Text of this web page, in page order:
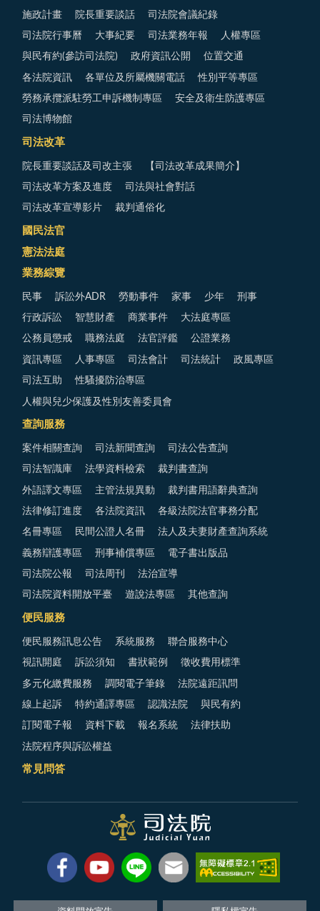
施政計畫 院長重要談話 司法院會議紀錄
司法院行事曆 大事紀要 司法業務年報 人權專區
與民有約(參訪司法院) 政府資訊公開 位置交通
各法院資訊 各單位及所屬機關電話 性別平等專區
勞務承攬派駐勞工申訴機制專區 安全及衛生防護專區
司法博物館
司法改革
院長重要談話及司改主張 【司法改革成果簡介】
司法改革方案及進度 司法與社會對話
司法改革宣導影片 裁判通俗化
國民法官
憲法法庭
業務綜覽
民事 訴訟外ADR 勞動事件 家事 少年 刑事
行政訴訟 智慧財產 商業事件 大法庭專區
公務員懲戒 職務法庭 法官評鑑 公證業務
資訊專區 人事專區 司法會計 司法統計 政風專區
司法互助 性騷擾防治專區
人權與兒少保護及性別友善委員會
查詢服務
案件相關查詢 司法新聞查詢 司法公告查詢
司法智識庫 法學資料檢索 裁判書查詢
外語譯文專區 主管法規異動 裁判書用語辭典查詢
法律修訂進度 各法院資訊 各級法院法官事務分配
名冊專區 民間公證人名冊 法人及夫妻財產查詢系統
義務辯護專區 刑事補償專區 電子書出版品
司法院公報 司法周刊 法治宣導
司法院資料開放平臺 遊說法專區 其他查詢
便民服務
便民服務訊息公告 系統服務 聯合服務中心
視訊開庭 訴訟須知 書狀範例 徵收費用標準
多元化繳費服務 調閱電子筆錄 法院遠距訊問
線上起訴 特約通譯專區 認識法院 與民有約
訂閱電子報 資料下載 報名系統 法律扶助
法院程序與訴訟權益
常見問答